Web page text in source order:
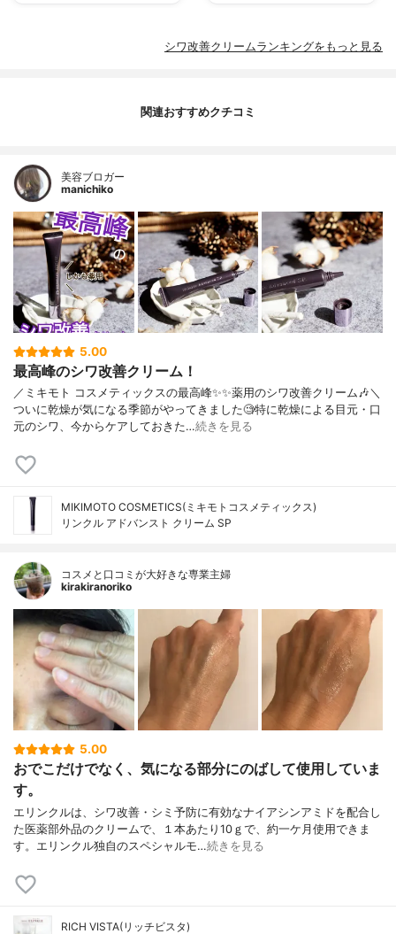
シワ改善クリームランキングをもっと見る
関連おすすめクチコミ
美容ブロガー
manichiko
5.00
最高峰のシワ改善クリーム！
／ミキモト コスメティックスの最高峰✨✨薬用のシワ改善クリーム🎶＼
ついに乾燥が気になる季節がやってきました🧐特に乾燥による目元・口
元のシワ、今からケアしておきた…続きを見る
MIKIMOTO COSMETICS(ミキモトコスメティックス)
リンクル アドバンスト クリーム SP
コスメと口コミが大好きな専業主婦
kirakiranoriko
5.00
おでこだけでなく、気になる部分にのばして使用していま
す。
エリンクルは、シワ改善・シミ予防に有効なナイアシンアミドを配合し
た医薬部外品のクリームで、１本あたり10ｇで、約一ケ月使用できま
す。エリンクル独自のスペシャルモ…続きを見る
RICH VISTA(リッチビスタ)